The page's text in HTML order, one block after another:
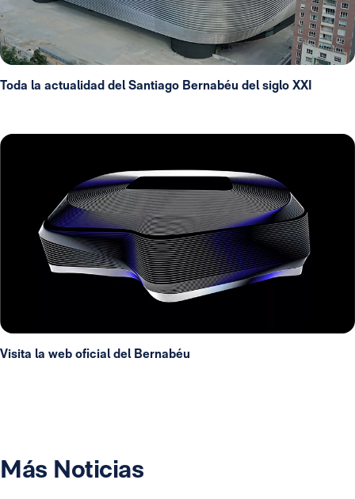
Toda la actualidad del Santiago Bernabéu del siglo XXI
Visita la web oficial del Bernabéu
Más Noticias